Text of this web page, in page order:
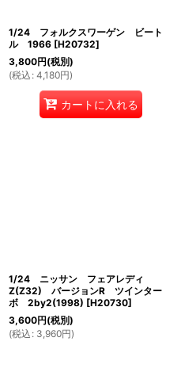
1/24 フォルクスワーゲン ビート
ル 1966 [H20732]
3,800円(税別)
(税込 : 4,180円)
カートに入れる
1/24 ニッサン フェアレディ
Z(Z32) バージョンR ツインター
ボ 2by2(1998) [H20730]
3,600円(税別)
(税込 : 3,960円)